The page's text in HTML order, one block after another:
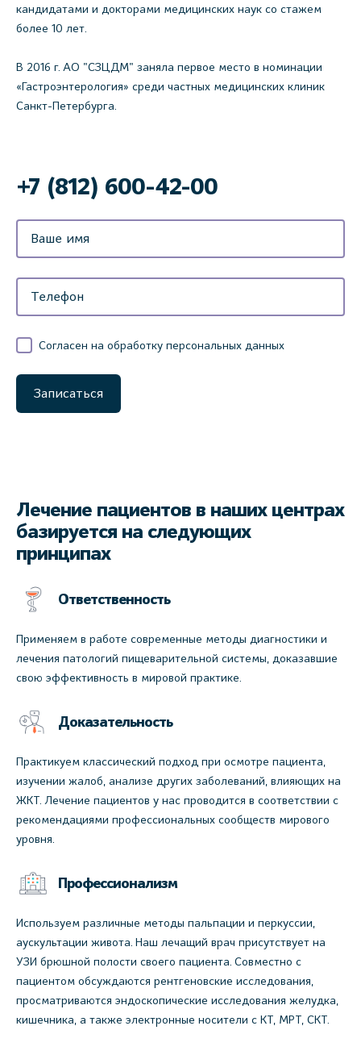
кандидатами и докторами медицинских наук со стажем
более 10 лет.
В 2016 г. АО "СЗЦДМ" заняла первое место в номинации
«Гастроэнтерология» среди частных медицинских клиник
Санкт-Петербурга.
‌+7 (812) 600-42-00
Согласен на обработку персональных данных
Записаться
Лечение пациентов в наших центрах
базируется на следующих
принципах
Ответственность
Применяем в работе современные методы диагностики и
лечения патологий пищеварительной системы, доказавшие
свою эффективность в мировой практике.
Доказательность
Практикуем классический подход при осмотре пациента,
изучении жалоб, анализе других заболеваний, влияющих на
ЖКТ. Лечение пациентов у нас проводится в соответствии с
рекомендациями профессиональных сообществ мирового
уровня.
Профессионализм
Используем различные методы пальпации и перкуссии,
аускультации живота. Наш лечащий врач присутствует на
УЗИ брюшной полости своего пациента. Совместно с
пациентом обсуждаются рентгеновские исследования,
просматриваются эндоскопические исследования желудка,
кишечника, а также электронные носители с КТ, МРТ, СКТ.